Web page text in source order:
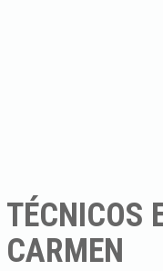
TÉCNICOS
CARMEN